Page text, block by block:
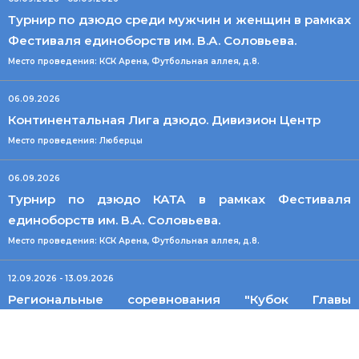
Турнир по дзюдо среди мужчин и женщин в рамках
Фестиваля единоборств им. В.А. Соловьева.
Место проведения: КСК Арена, Футбольная аллея, д.8.
06.09.2026
Континентальная Лига дзюдо. Дивизион Центр
Место проведения: Люберцы
06.09.2026
Турнир по дзюдо КАТА в рамках Фестиваля
единоборств им. В.А. Соловьева.
Место проведения: КСК Арена, Футбольная аллея, д.8.
12.09.2026 - 13.09.2026
Региональные соревнования "Кубок Главы